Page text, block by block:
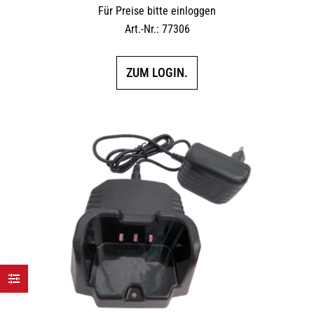
Für Preise bitte einloggen
Art.-Nr.: 77306
ZUM LOGIN.